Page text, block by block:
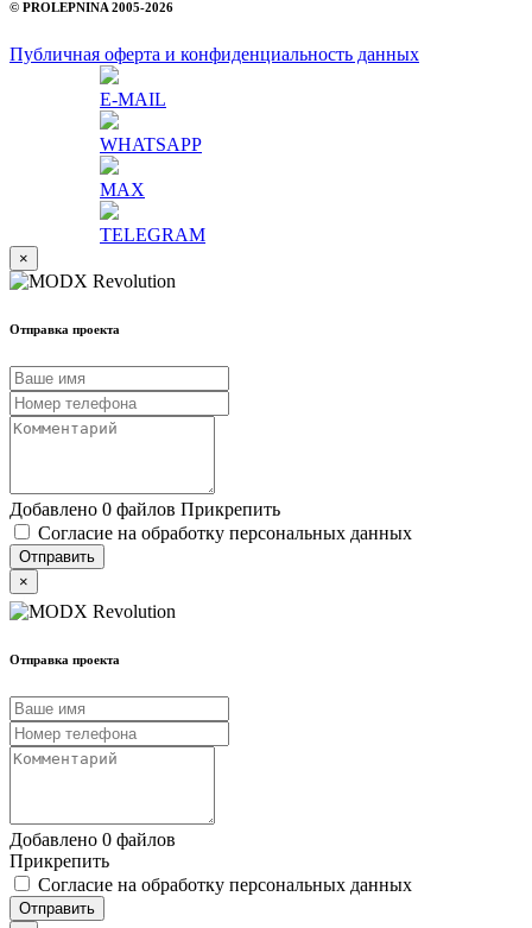
© PROLEPNINA 2005-2026
Публичная оферта и конфиденциальность данных
E-MAIL
WHATSAPP
MAX
TELEGRAM
×
Отправка проекта
Добавлено 0 файлов Прикрепить
Согласие на обработку персональных данных
×
Отправка проекта
Добавлено 0 файлов
Прикрепить
Согласие на обработку персональных данных